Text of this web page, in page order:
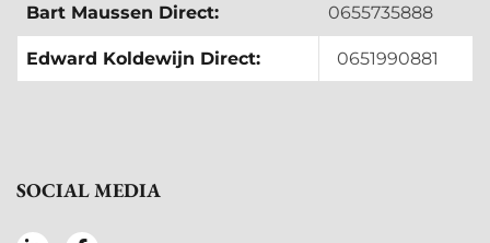
Bart Maussen Direct: 0655735888
Edward Koldewijn Direct: 0651990881
SOCIAL MEDIA